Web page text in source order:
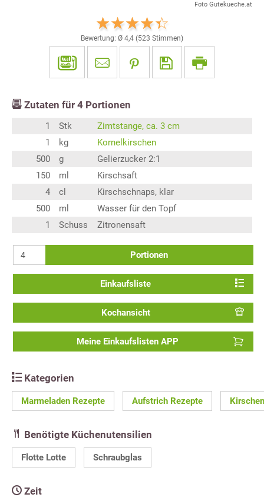
Foto Gutekueche.at
Bewertung: Ø 4,4 (523 Stimmen)
Zutaten für 4 Portionen
1 Stk
Zimtstange, ca. 3 cm
1
kg
Kornelkirschen
500
g
Gelierzucker 2:1
150
ml
Kirschsaft
4
cl
Kirschschnaps, klar
500
ml
Wasser für den Topf
1
Schuss Zitronensaft
Portionen
Einkaufsliste
Kochansicht
Meine Einkaufslisten APP
Kategorien
Marmeladen Rezepte Aufstrich Rezepte
Benötigte Küchenutensilien
Flotte Lotte Schraubglas
Zeit